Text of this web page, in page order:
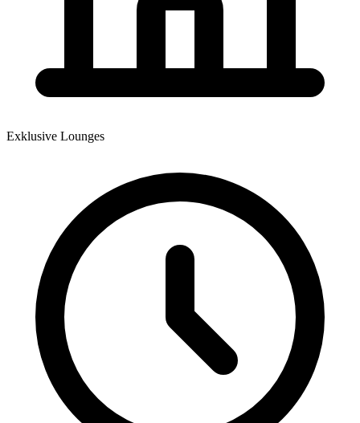
Exklusive Lounges